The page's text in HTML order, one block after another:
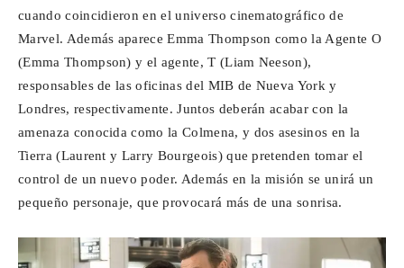
cuando coincidieron en el universo cinematográfico de
Marvel. Además aparece Emma Thompson como la Agente O
(Emma Thompson) y el agente, T (Liam Neeson),
responsables de las oficinas del MIB de Nueva York y
Londres, respectivamente. Juntos deberán acabar con la
amenaza conocida como la Colmena, y dos asesinos en la
Tierra (Laurent y Larry Bourgeois) que pretenden tomar el
control de un nuevo poder. Además en la misión se unirá un
pequeño personaje, que provocará más de una sonrisa.